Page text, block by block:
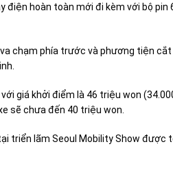
điện hoàn toàn mới đi kèm với bộ pin
chạm phía trước và phương tiện cắt
giá khởi điểm là 46 triệu won
sẽ chưa đến 40 triệu won.
triển lãm Seoul Mobility Show được